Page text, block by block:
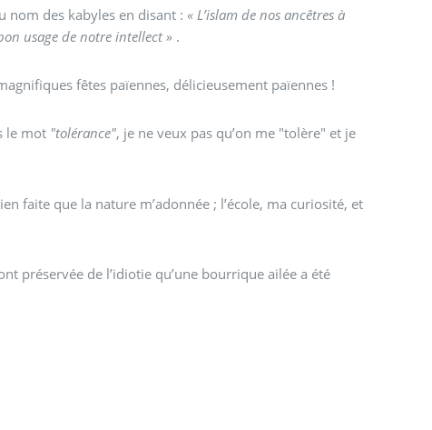
nom des kabyles en disant : « L’islam de nos ancêtres à
usage de notre intellect » .
fêtes païennes, délicieusement païennes !
le mot "tolérance", je ne veux pas qu’on me "tolère" et je
faite que la nature m’adonnée ; l’école, ma curiosité, et
préservée de l’idiotie qu’une bourrique ailée a été